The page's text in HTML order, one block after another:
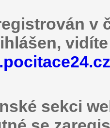
v
sekci